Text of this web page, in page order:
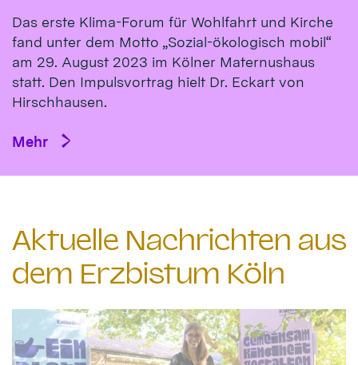
Das erste Klima-Fo­rum für Wohl­fahrt und Kirche
fand un­ter dem Mot­to „So­zial-öko­logisch mo­bil“
am 29. Au­gust 2023 im Köl­ner Ma­ternus­haus
statt. Den Impulsvortrag hielt Dr. Eckart von
Hirsch­hausen.
Mehr
Aktuelle Nachrichten aus
dem Erzbistum Köln